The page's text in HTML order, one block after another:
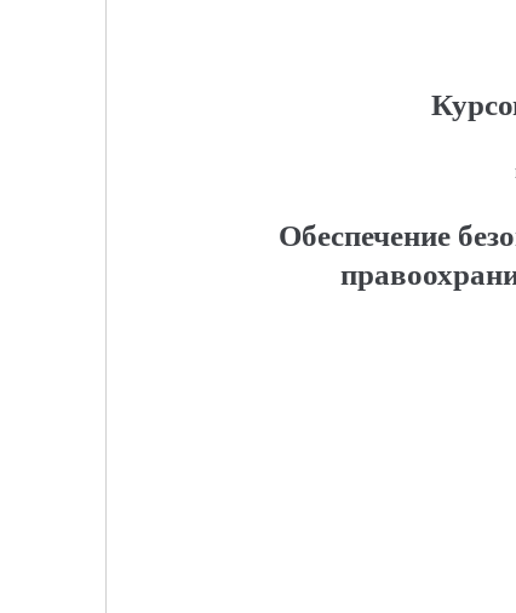
Обеспечение